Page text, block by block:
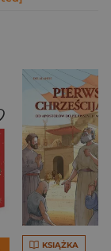
KSIĄŻKA